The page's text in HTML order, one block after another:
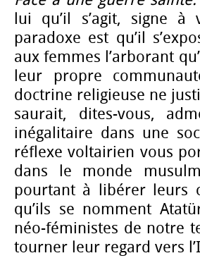
lui qu’il s’agit, signe
paradoxe est qu’il
aux femmes l’arborant
leur propre
doctrine religieuse ne
saurait, dites-vous,
inégalitaire dans une
réflexe voltairien vous
dans le monde
pourtant à libérer leurs
qu’ils se nomment
néo-féministes de notre
tourner leur regard vers